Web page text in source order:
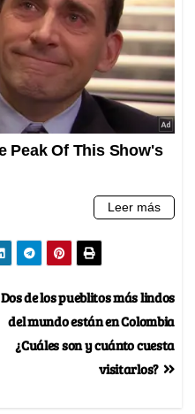
Dos de los pueblitos más lindos
del mundo están en Colombia
¿Cuáles son y cuánto cuesta
visitarlos?